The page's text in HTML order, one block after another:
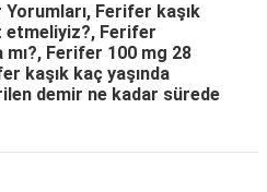
Ferifer kaşık
etmeliyiz?, Ferifer
Ferifer 100 mg 28
kaşık kaç yaşında
demir ne kadar sürede